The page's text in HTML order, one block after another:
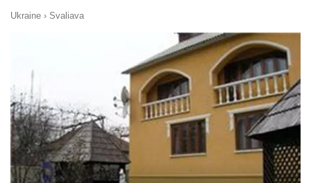
Ukraine › Svaliava